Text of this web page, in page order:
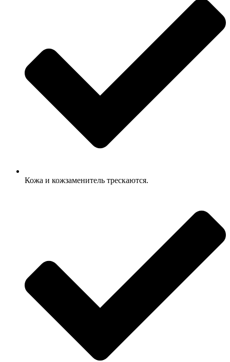
Кожа и кожзаменитель трескаются.